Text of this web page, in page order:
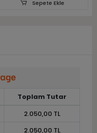
Sepete Ekle
Toplam Tutar
2.050,00 TL
2.050,00 TL